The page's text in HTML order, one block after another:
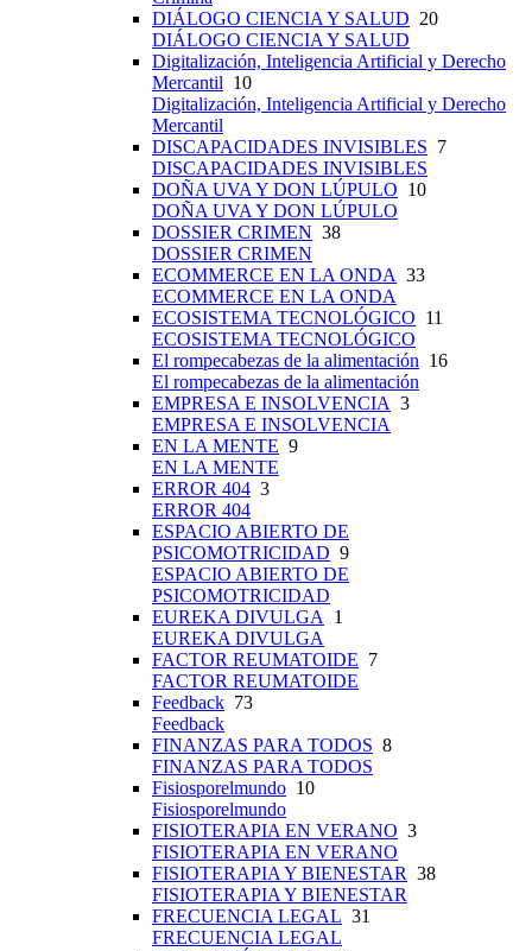
DIÁLOGO CIENCIA Y SALUD 20
DIÁLOGO CIENCIA Y SALUD
Digitalización, Inteligencia Artificial y Derecho
Mercantil 10
Digitalización, Inteligencia Artificial y Derecho
Mercantil
DISCAPACIDADES INVISIBLES 7
DISCAPACIDADES INVISIBLES
DOÑA UVA Y DON LÚPULO 10
DOÑA UVA Y DON LÚPULO
DOSSIER CRIMEN 38
DOSSIER CRIMEN
ECOMMERCE EN LA ONDA 33
ECOMMERCE EN LA ONDA
ECOSISTEMA TECNOLÓGICO 11
ECOSISTEMA TECNOLÓGICO
El rompecabezas de la alimentación 16
El rompecabezas de la alimentación
EMPRESA E INSOLVENCIA 3
EMPRESA E INSOLVENCIA
EN LA MENTE 9
EN LA MENTE
ERROR 404 3
ERROR 404
ESPACIO ABIERTO DE
PSICOMOTRICIDAD 9
ESPACIO ABIERTO DE
PSICOMOTRICIDAD
EUREKA DIVULGA 1
EUREKA DIVULGA
FACTOR REUMATOIDE 7
FACTOR REUMATOIDE
Feedback 73
Feedback
FINANZAS PARA TODOS 8
FINANZAS PARA TODOS
Fisiosporelmundo 10
Fisiosporelmundo
FISIOTERAPIA EN VERANO 3
FISIOTERAPIA EN VERANO
FISIOTERAPIA Y BIENESTAR 38
FISIOTERAPIA Y BIENESTAR
FRECUENCIA LEGAL 31
FRECUENCIA LEGAL